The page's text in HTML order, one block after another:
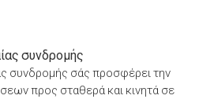
συνδρομής
συνδρομής σάς προσφέρει την
προς σταθερά και κινητά σε